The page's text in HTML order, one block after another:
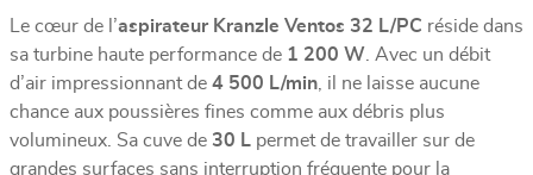
Le cœur de l’aspirateur Kranzle Ventos 32 L/PC réside dans
sa turbine haute performance de 1 200 W . Avec un débit
d’air impressionnant de 4 500 L/min , il ne laisse aucune
chance aux poussières fines comme aux débris plus
volumineux. Sa cuve de 30 L permet de travailler sur de
grandes surfaces sans interruption fréquente pour la